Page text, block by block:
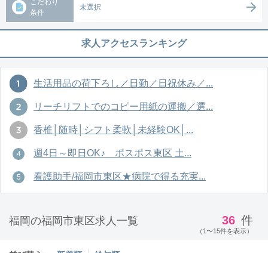
こだわり
条件
未選択
求人アクセスランキング
生活用品の荷下ろし／日勤／日祝休み／...
リーチリフトでのコピー用紙の運搬／選...
香椎│随時│シフト柔軟│未経験OK│...
週4日～即日OK♪ ポスポス東区 土...
看護助手/福岡市東区★病院で得る充実...
福岡の福岡市東区求人一覧 36 件
（1〜15件を表示）